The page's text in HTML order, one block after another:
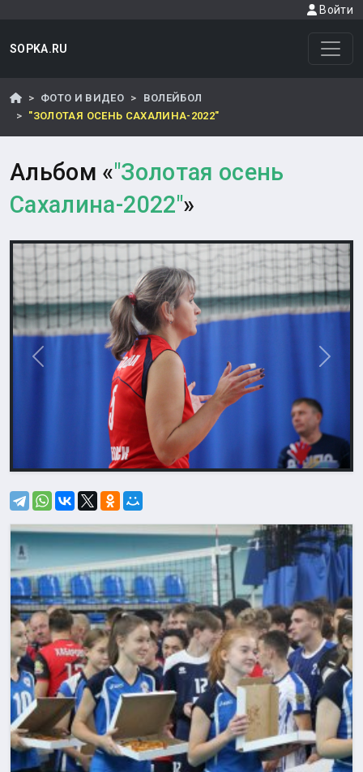
Войти
SOPKA.RU
ФОТО И ВИДЕО
ВОЛЕЙБОЛ
"ЗОЛОТАЯ ОСЕНЬ САХАЛИНА-2022"
Альбом «"Золотая осень
Сахалина-2022"»
Назад